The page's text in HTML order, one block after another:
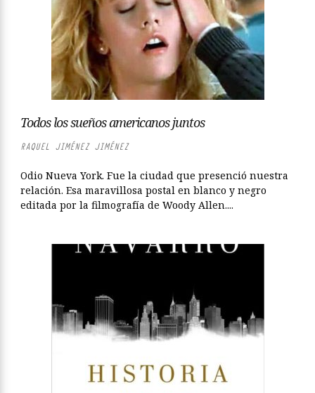
Todos los sueños americanos juntos
RAQUEL JIMÉNEZ JIMÉNEZ
Odio Nueva York. Fue la ciudad que presenció nuestra
relación. Esa maravillosa postal en blanco y negro
editada por la filmografía de Woody Allen....